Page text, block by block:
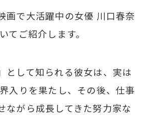
画で大活躍中の女優 川口春奈
てご紹介します。
として知られる彼女は、実は
入りを果たし、その後、仕事
ながら成長してきた努力家な